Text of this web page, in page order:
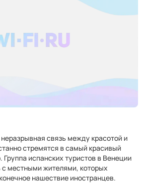
связь между красотой и
стремятся в самый красивый
испанских туристов в Венеции
с местными жителями, которых
нашествие иностранцев.